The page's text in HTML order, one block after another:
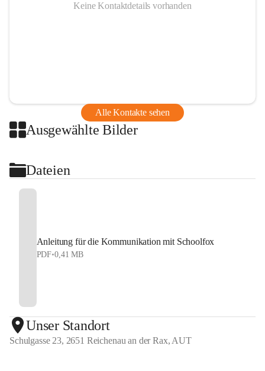
Keine Kontaktdetails vorhanden
Alle Kontakte sehen
Ausgewählte Bilder
Dateien
Anleitung für die Kommunikation mit Schoolfox
PDF•0,41 MB
Unser Standort
Schulgasse 23, 2651 Reichenau an der Rax, AUT